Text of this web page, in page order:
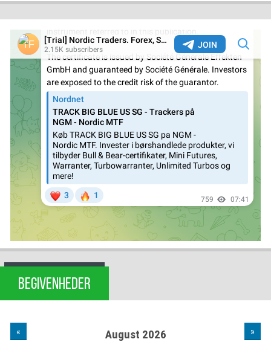
BEGIVENHEDER
« August 2026 »